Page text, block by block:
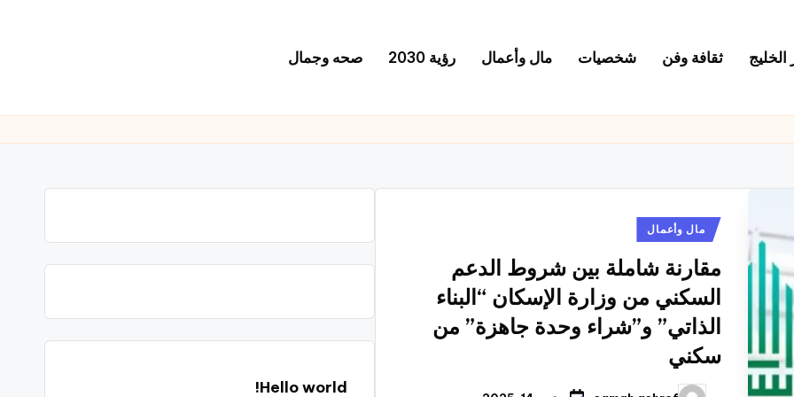
الخليج ثقافة وفن شخصيات مال وأعمال رؤية 2030 صحه وجمال
نُشرمال وأعمال
مقارنة شاملة بين شروط الدعم
السكني من وزارة الإسكان “البناء
الذاتي” و”شراء وحدة جاهزة” من
سكني
Hello world!